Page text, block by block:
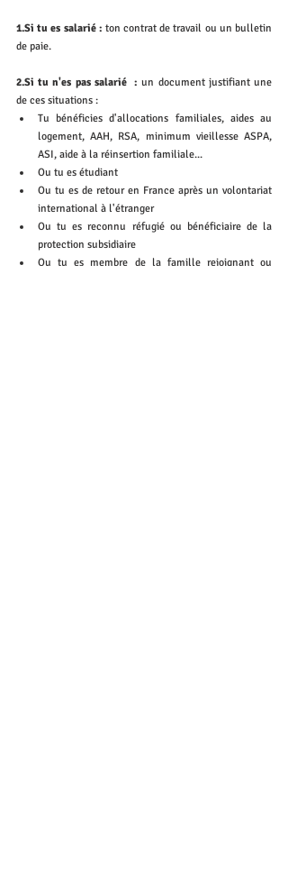
1.Si tu es salarié : ton contrat de travail ou un bulletin
de paie.
2.Si tu n'es pas salarié  : un document justifiant une
de ces situations :
Tu bénéficies d'allocations familiales, aides au
logement, AAH, RSA, minimum vieillesse ASPA,
ASI, aide à la réinsertion familiale...
Ou tu es étudiant
Ou tu es de retour en France après un volontariat
international à l'étranger
Ou tu es reconnu réfugié ou bénéficiaire de la
protection subsidiaire
Ou tu es membre de la famille rejoignant ou